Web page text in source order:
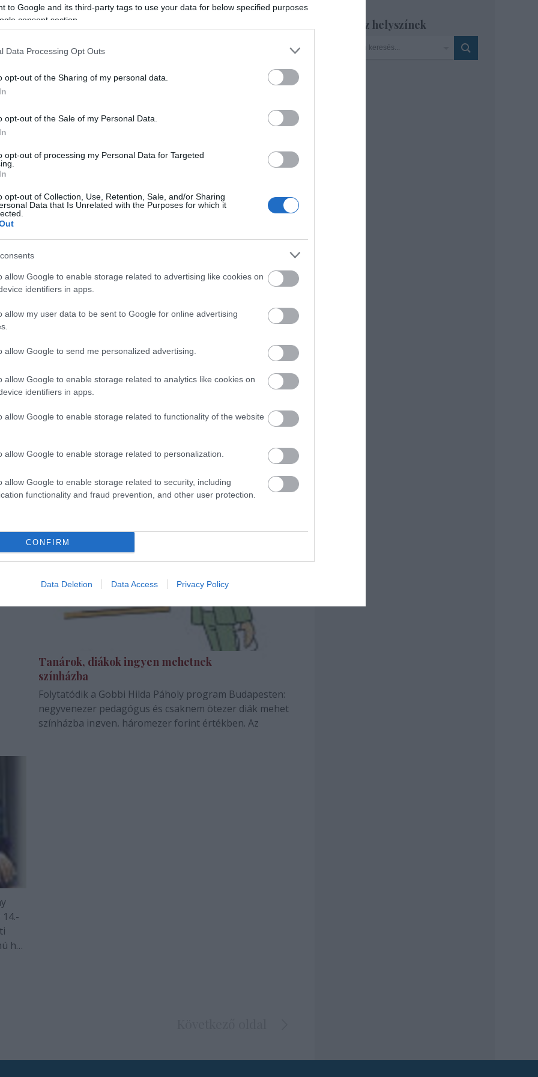
to Google and its third-party tags to use your data for below specified purposes
consent section.
Data Processing Opt Outs
opt-out of the Sharing of my personal data.
opt-out of the Sale of my Personal Data.
opt-out of processing my Personal Data for Targeted
opt-out of Collection, Use, Retention, Sale, and/or Sharing
Data that Is Unrelated with the Purposes for which it
allow Google to enable storage related to advertising like cookies on
identifiers in apps.
allow my user data to be sent to Google for online advertising
allow Google to send me personalized advertising.
allow Google to enable storage related to analytics like cookies on
identifiers in apps.
allow Google to enable storage related to functionality of the website
allow Google to enable storage related to personalization.
allow Google to enable storage related to security, including
functionality and fraud prevention, and other user protection.
CONFIRM
Data Deletion Data Access Privacy Policy
Tarkovszkij, Bergman és Buñuel után Orson Welles
nyolc filmjét vetíti le a Bárka Színház, - filmklubjának
meghívott elõadók osztják meg gondolataikat az
alkotásokról. A sorozat 2004 november 23 - án indul.
sor a Dohány utcai Zsinagógában, az osztrák
zeneszerzõ és karmester, Richard Edlinger vezénylete
alatt A VONAT címû szimfóniájának õsbemutatójára, a…
Valahol Írorszábban öt nõ alussza csipkerózsika álmát,
a mesebeli kastélyba õket. A vágy beteljesüléséig nem
tehetünk egyebet, mint várakozunk és álmodozunk...
Tanárok, diákok ingyen mehetnek
színházba
Folytatódik a Gobbi Hilda Páholy program Budapesten:
negyvenezer pedagógus és csaknem ötezer diák mehet
színházba ingyen, háromezer forint értékben. Az
ház
Szinház helyszínek